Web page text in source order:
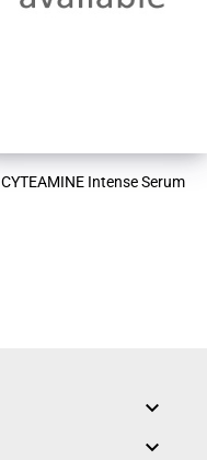
CYTEAMINE Intense Serum

